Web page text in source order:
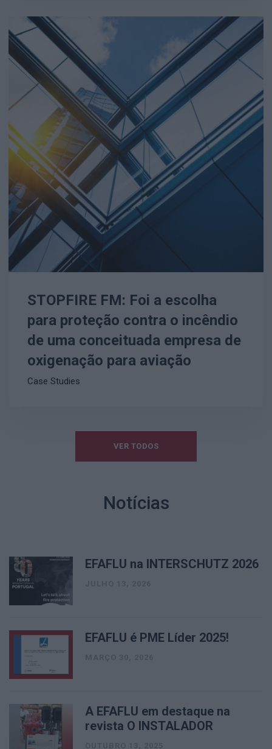
STOPFIRE FM: Foi a escolha
para proteção contra o incêndio
de uma conceituada empresa de
oxigenação para aviação
Case Studies
VER TODOS
Notícias
EFAFLU na INTERSCHUTZ 2026
EFAFLU é PME Líder 2025!
A EFAFLU em destaque na
revista O INSTALADOR